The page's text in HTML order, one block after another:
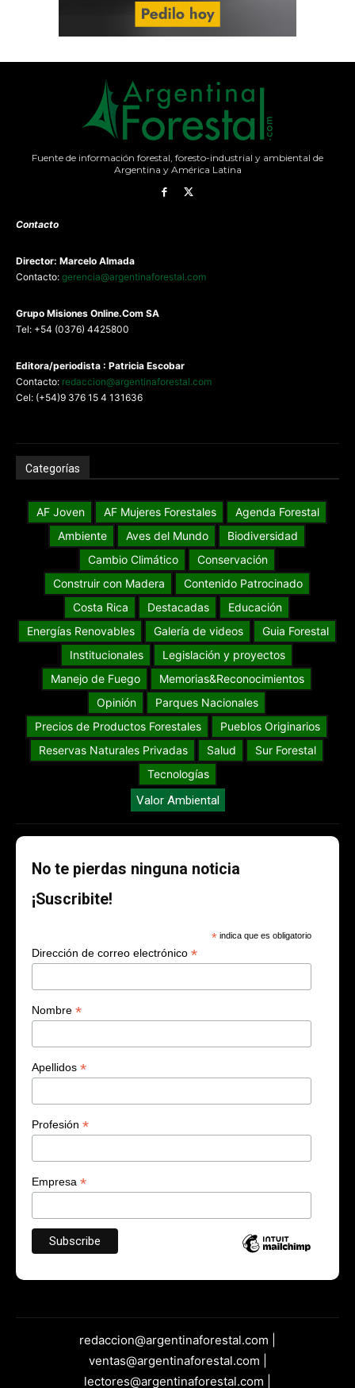
Fuente de información forestal, foresto-industrial y ambiental de
Argentina y América Latina
Contacto
Director: Marcelo Almada
Contacto: gerencia@argentinaforestal.com
Grupo Misiones Online.Com SA
Tel: +54 (0376) 4425800
Editora/periodista : Patricia Escobar
Contacto: redaccion@argentinaforestal.com
Cel: (+54)9 376 15 4 131636
Categorías
AF Joven AF Mujeres Forestales
Agenda Forestal
Ambiente
Aves del Mundo
Biodiversidad
Cambio Climático
Conservación
Construir con Madera
Contenido Patrocinado
Costa Rica
Destacadas
Educación
Energías Renovables
Galería de videos
Guia Forestal
Institucionales
Legislación y proyectos
Manejo de Fuego
Memorias&Reconocimientos
Opinión
Parques Nacionales
Precios de Productos Forestales
Pueblos Originarios
Reservas Naturales Privadas
Salud
Sur Forestal
Tecnologías
Valor Ambiental
No te pierdas ninguna noticia
¡Suscribite!
* indica que es obligatorio
Dirección de correo electrónico *
Nombre *
Apellidos *
Profesión *
Empresa *
redaccion@argentinaforestal.com |
ventas@argentinaforestal.com |
lectores@argentinaforestal.com |